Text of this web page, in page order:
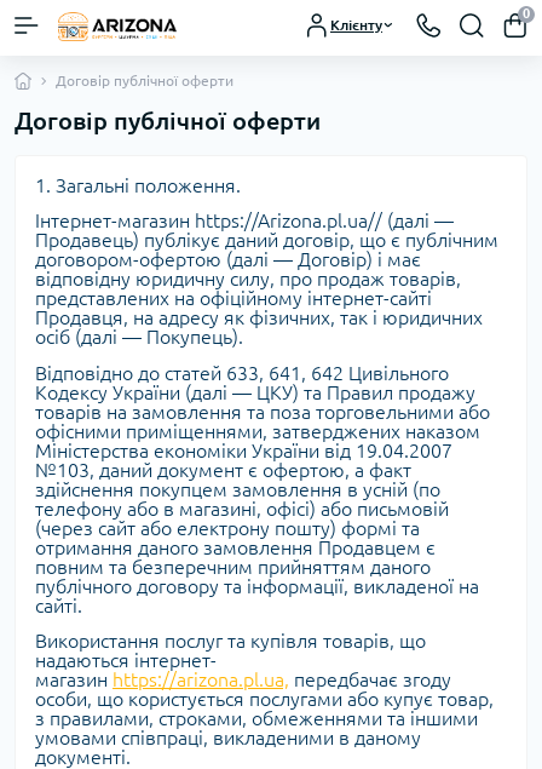
Клієнту
0
Договір публічної оферти
Договір публічної оферти
1. Загальні положення.
Інтернет-магазин https://Arizona.pl.ua// (далі —
Продавець) публікує даний договір, що є публічним
договором-офертою (далі — Договір) і має
відповідну юридичну силу, про продаж товарів,
представлених на офіційному інтернет-сайті
Продавця, на адресу як фізичних, так і юридичних
осіб (далі — Покупець).
Відповідно до статей 633, 641, 642 Цивільного
Кодексу України (далі — ЦКУ) та Правил продажу
товарів на замовлення та поза торговельними або
офісними приміщеннями, затверджених наказом
Міністерства економіки України від 19.04.2007
№103, даний документ є офертою, а факт
здійснення покупцем замовлення в усній (по
телефону або в магазині, офісі) або письмовій
(через сайт або електрону пошту) формі та
отримання даного замовлення Продавцем є
повним та безперечним прийняттям даного
публічного договору та інформації, викладеної на
сайті.
Використання послуг та купівля товарів, що
надаються інтернет-
магазин https://arizona.pl.ua, передбачає згоду
особи, що користується послугами або купує товар,
з правилами, строками, обмеженнями та іншими
умовами співпраці, викладеними в даному
документі.